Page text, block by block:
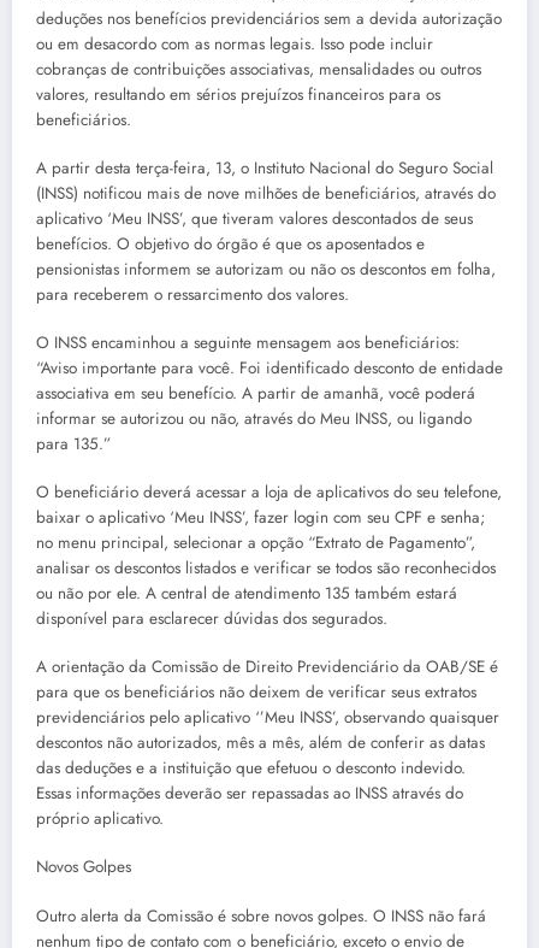
deduções nos benefícios previdenciários sem a devida autorização
ou em desacordo com as normas legais. Isso pode incluir
cobranças de contribuições associativas, mensalidades ou outros
valores, resultando em sérios prejuízos financeiros para os
beneficiários.
A partir desta terça-feira, 13, o Instituto Nacional do Seguro Social
(INSS) notificou mais de nove milhões de beneficiários, através do
aplicativo ‘Meu INSS’, que tiveram valores descontados de seus
benefícios. O objetivo do órgão é que os aposentados e
pensionistas informem se autorizam ou não os descontos em folha,
para receberem o ressarcimento dos valores.
O INSS encaminhou a seguinte mensagem aos beneficiários:
“Aviso importante para você. Foi identificado desconto de entidade
associativa em seu benefício. A partir de amanhã, você poderá
informar se autorizou ou não, através do Meu INSS, ou ligando
para 135.”
O beneficiário deverá acessar a loja de aplicativos do seu telefone,
baixar o aplicativo ‘Meu INSS’, fazer login com seu CPF e senha;
no menu principal, selecionar a opção “Extrato de Pagamento”,
analisar os descontos listados e verificar se todos são reconhecidos
ou não por ele. A central de atendimento 135 também estará
disponível para esclarecer dúvidas dos segurados.
A orientação da Comissão de Direito Previdenciário da OAB/SE é
para que os beneficiários não deixem de verificar seus extratos
previdenciários pelo aplicativo ‘’Meu INSS’, observando quaisquer
descontos não autorizados, mês a mês, além de conferir as datas
das deduções e a instituição que efetuou o desconto indevido.
Essas informações deverão ser repassadas ao INSS através do
próprio aplicativo.
Novos Golpes
Outro alerta da Comissão é sobre novos golpes. O INSS não fará
nenhum tipo de contato com o beneficiário, exceto o envio de